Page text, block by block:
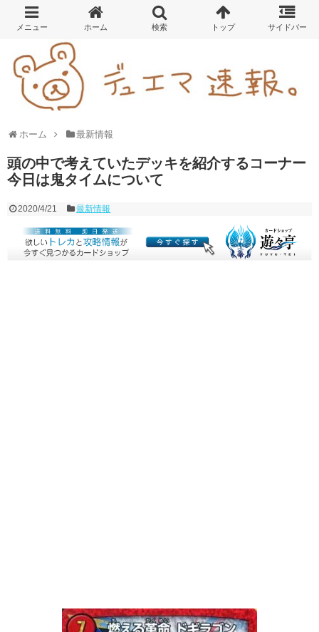
ホーム 最新情報
頭の中で考えていたデッキを紹介するコーナー
今日は鬼タイムについて
2020/4/21 最新情報